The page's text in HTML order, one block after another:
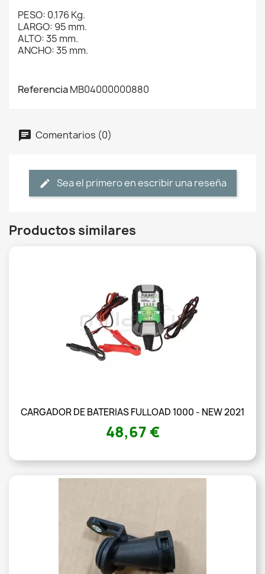
PESO: 0.176 Kg.
LARGO: 95 mm.
ALTO: 35 mm.
ANCHO: 35 mm.
ReferenciaMB04000000880
Comentarios (0)
Sea el primero en escribir una reseña
Productos similares
CARGADOR DE BATERIAS FULLOAD 1000 - NEW 2021
48,67 €